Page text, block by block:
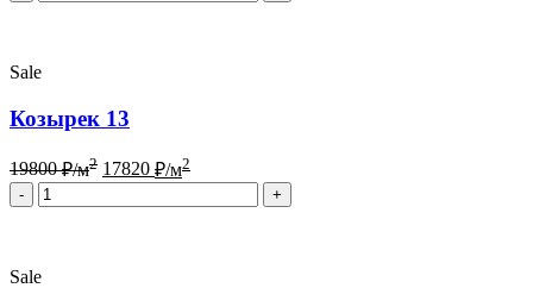
Sale
Козырек 13
19800₽/м2 17820 ₽/м2
Quantity
Sale